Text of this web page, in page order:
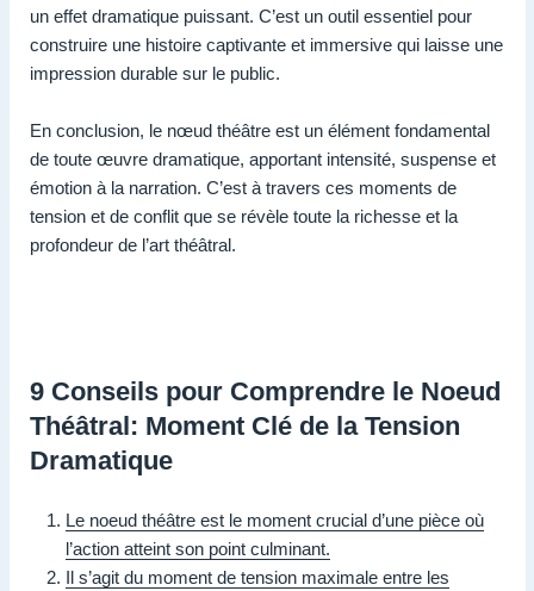
un effet dramatique puissant. C’est un outil essentiel pour
construire une histoire captivante et immersive qui laisse une
impression durable sur le public.
En conclusion, le nœud théâtre est un élément fondamental
de toute œuvre dramatique, apportant intensité, suspense et
émotion à la narration. C’est à travers ces moments de
tension et de conflit que se révèle toute la richesse et la
profondeur de l’art théâtral.
9 Conseils pour Comprendre le Noeud
Théâtral: Moment Clé de la Tension
Dramatique
Le noeud théâtre est le moment crucial d’une pièce où
l’action atteint son point culminant.
Il s’agit du moment de tension maximale entre les